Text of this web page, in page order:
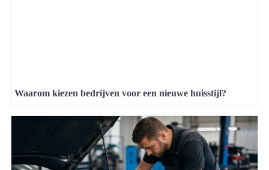
Waarom kiezen bedrijven voor een nieuwe huisstijl?